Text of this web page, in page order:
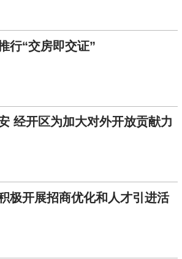
行“交房即交证”
经开区为加大对外开放贡献力
极开展招商优化和人才引进活